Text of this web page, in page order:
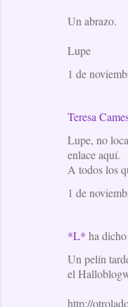
Un abrazo.
Lupe
1 de
Teresa
Lupe, no
enlace aquí.
A todos los
1 de
*L* ha
Un pelín
el
http://